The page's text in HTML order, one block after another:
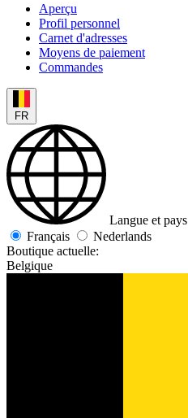
Aperçu
Profil personnel
Carnet d'adresses
Moyens de paiement
Commandes
FR
Langue et pays
Français
Nederlands
Boutique actuelle:
Belgique